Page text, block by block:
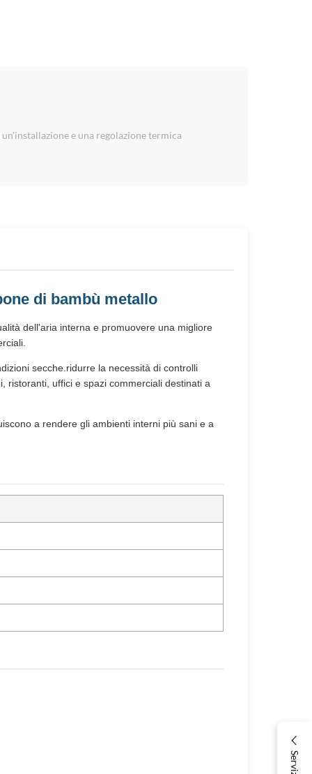
e una regolazione termica
di bambù metallo
dell'aria interna e promuovere una migliore
secche.ridurre la necessità di controlli
ristoranti, uffici e spazi commerciali destinati a
a rendere gli ambienti interni più sani e a